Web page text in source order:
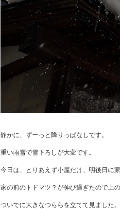
静かに、ずーっと降りっぱなしです。
重い雨雪で雪下ろしが大変です。
今日は、とりあえず小屋だけ、明後日に
家の前のトドマツ？が伸び過ぎたので上
ついでに大きなつららを立てて見ました